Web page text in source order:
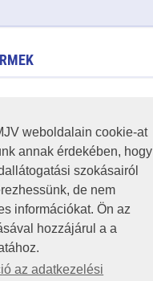
weboldalain cookie-at
annak érdekében, hogy
szokásairól
de nem
információkat. Ön az
hozzájárul a a
az adatkezelési
I ÁLLAPOTA